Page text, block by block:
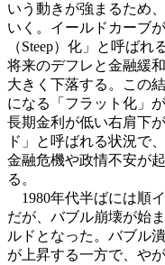
いう動きが強まるため
いく。イールドカーブ
（Steep）化」と呼ば
将来のデフレと金融緩
大きく下落する。この
になる「フラット化」
長期金利が低い右肩下
ド」と呼ばれる状況で
金融危機や政情不安が
る。
1980年代半ばには順
だが、バブル崩壊が始
ルドとなった。バブル
が上昇する一方で、や